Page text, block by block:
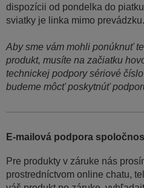
dispozícii od pondelka do
sviatky je linka mimo prevádzku.
Aby sme vám mohli ponúknuť
produkt, musíte na začiatku
technickej podpory sériové
budeme môcť poskytnúť
E-mailová podpora
Pre produkty v záruke nás
prostredníctvom online chatu,